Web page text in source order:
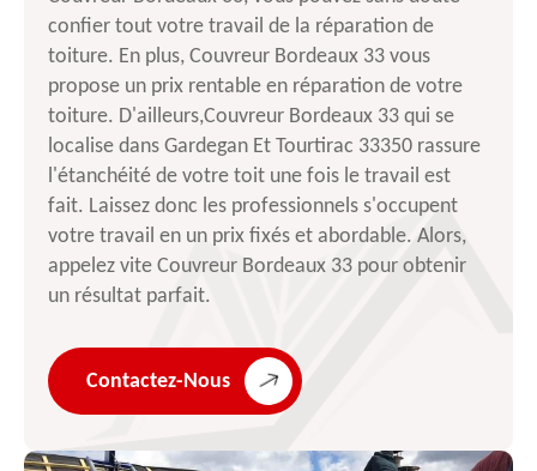
confier tout votre travail de la réparation de
toiture. En plus, Couvreur Bordeaux 33 vous
propose un prix rentable en réparation de votre
toiture. D'ailleurs,Couvreur Bordeaux 33 qui se
localise dans Gardegan Et Tourtirac 33350 rassure
l'étanchéité de votre toit une fois le travail est
fait. Laissez donc les professionnels s'occupent
votre travail en un prix fixés et abordable. Alors,
appelez vite Couvreur Bordeaux 33 pour obtenir
un résultat parfait.
Contactez-Nous